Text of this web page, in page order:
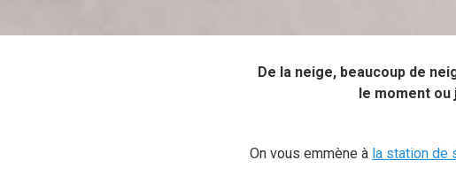
De la neige, beaucoup de
le moment
On vous emmène à la station de